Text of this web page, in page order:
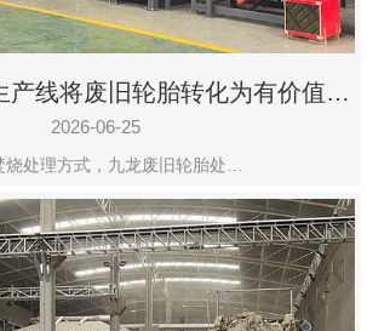
产线将废旧轮胎转化为有价值的
资源
2026-06-25
处理方式，九龙废旧轮胎处…